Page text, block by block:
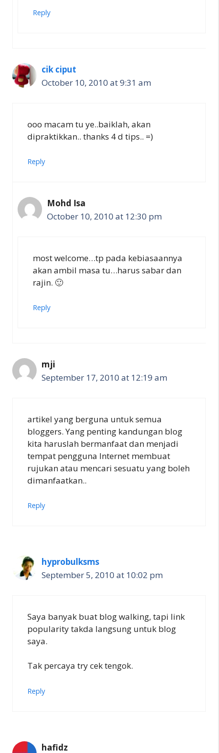
Reply
cik ciput
October 10, 2010 at 9:31 am
ooo macam tu ye..baiklah, akan
dipraktikkan.. thanks 4 d tips.. =)
Reply
Mohd Isa
October 10, 2010 at 12:30 pm
most welcome…tp pada kebiasaannya
akan ambil masa tu…harus sabar dan
rajin. 🙂
Reply
mji
September 17, 2010 at 12:19 am
artikel yang berguna untuk semua
bloggers. Yang penting kandungan blog
kita haruslah bermanfaat dan menjadi
tempat pengguna Internet membuat
rujukan atau mencari sesuatu yang boleh
dimanfaatkan..
Reply
hyprobulksms
September 5, 2010 at 10:02 pm
Saya banyak buat blog walking, tapi link
popularity takda langsung untuk blog
saya.
Tak percaya try cek tengok.
Reply
hafidz